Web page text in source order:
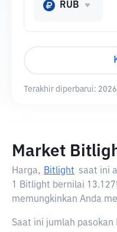
RUB
Terakhir diperbarui:
Market
Harga, Bitlight saat ini
1 Bitlight bernilai
memungkinkan Anda
Saat ini jumlah